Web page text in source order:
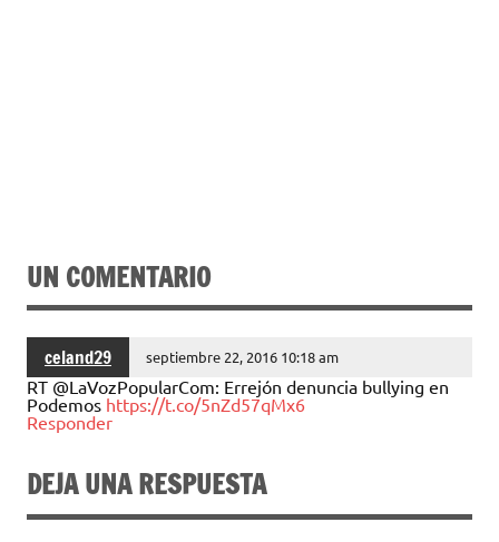
UN COMENTARIO
celand29 septiembre 22, 2016 10:18 am
RT @LaVozPopularCom: Errejón denuncia bullying en
Podemos https://t.co/5nZd57qMx6
Responder
DEJA UNA RESPUESTA